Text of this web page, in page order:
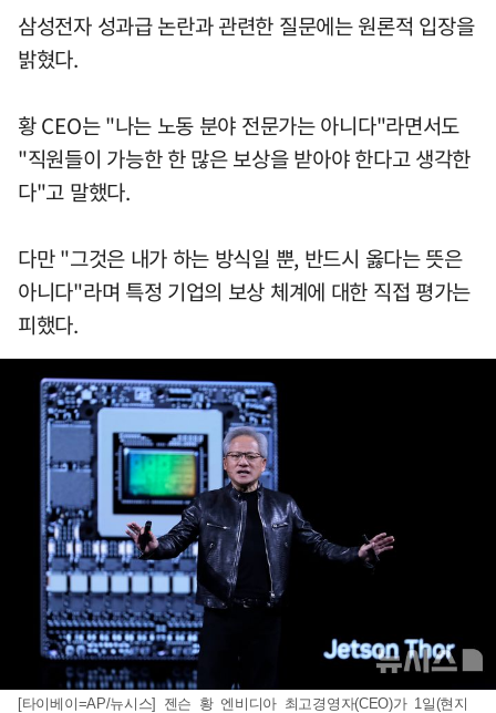
삼성전자 성과급 논란과 관련한 질문에는 원론적 입장을
밝혔다.
황 CEO는 "나는 노동 분야 전문가는 아니다"라면서도
"직원들이 가능한 한 많은 보상을 받아야 한다고 생각한
다"고 말했다.
다만 "그것은 내가 하는 방식일 뿐, 반드시 옳다는 뜻은
아니다"라며 특정 기업의 보상 체계에 대한 직접 평가는
피했다.
[타이베이=AP/뉴시스] 젠슨 황 엔비디아 최고경영자(CEO)가 1일(현지